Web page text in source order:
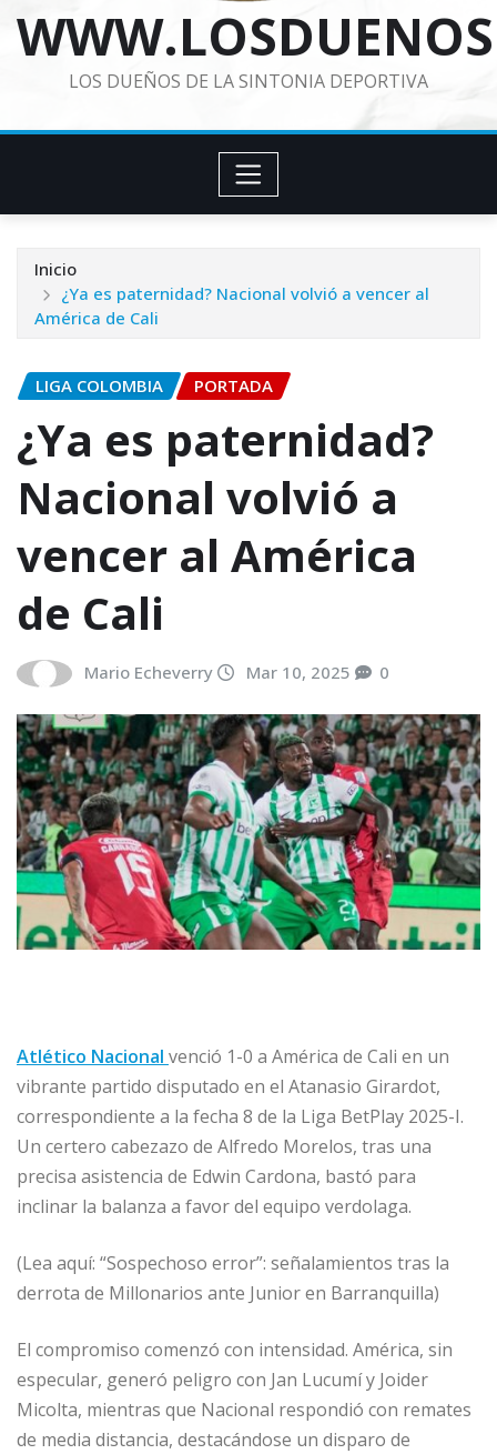
LOS DUEÑOS DE LA SINTONIA DEPORTIVA
Inicio
¿Ya es paternidad? Nacional volvió a vencer al
América de Cali
LIGA COLOMBIA PORTADA
¿Ya es paternidad?
Nacional volvió a
vencer al América
de Cali
Mario Echeverry Mar 10, 2025 0
Atlético Nacional venció 1-0 a América de Cali en un
vibrante partido disputado en el Atanasio Girardot,
correspondiente a la fecha 8 de la Liga BetPlay 2025-I.
Un certero cabezazo de Alfredo Morelos, tras una
precisa asistencia de Edwin Cardona, bastó para
inclinar la balanza a favor del equipo verdolaga.
(Lea aquí: “Sospechoso error”: señalamientos tras la
derrota de Millonarios ante Junior en Barranquilla)
El compromiso comenzó con intensidad. América, sin
especular, generó peligro con Jan Lucumí y Joider
Micolta, mientras que Nacional respondió con remates
de media distancia, destacándose un disparo de